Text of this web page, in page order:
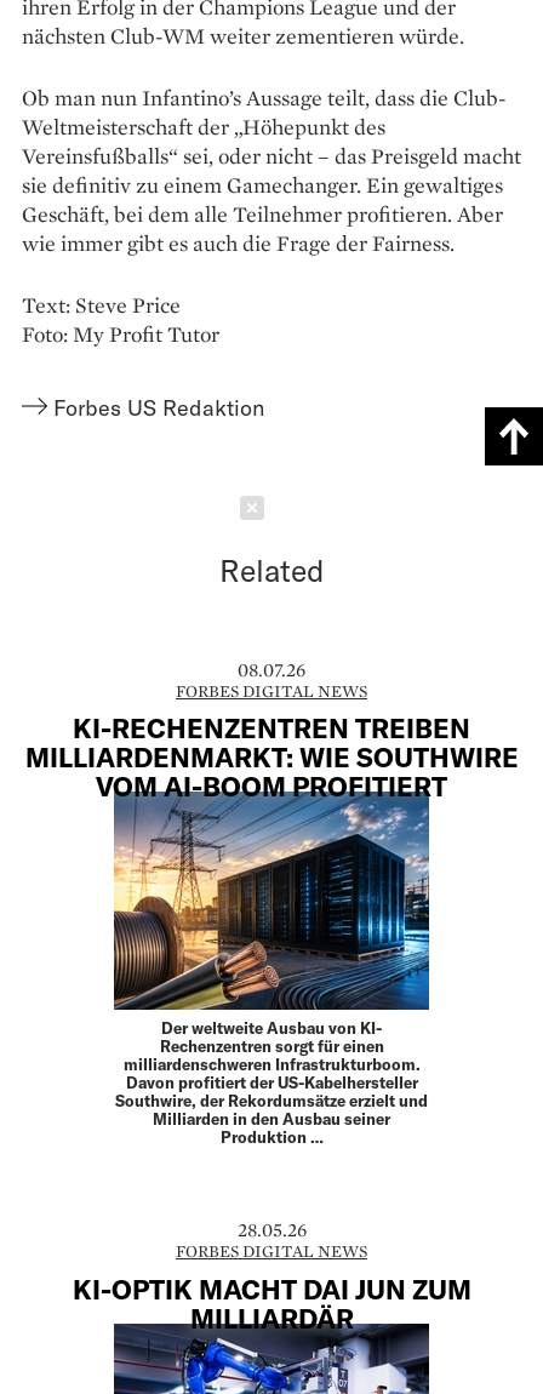
ihren Erfolg in der Champions League und der
nächsten Club-WM weiter zementieren würde.
Ob man nun Infantino’s Aussage teilt, dass die Club-
Weltmeisterschaft der „Höhepunkt des
Vereinsfußballs“ sei, oder nicht – das Preisgeld macht
sie definitiv zu einem Gamechanger. Ein gewaltiges
Geschäft, bei dem alle Teilnehmer profitieren. Aber
wie immer gibt es auch die Frage der Fairness.
Text: Steve Price
Foto: My Profit Tutor
Forbes US Redaktion
Related
08.07.26
FORBES DIGITAL NEWS
KI-RECHENZENTREN TREIBEN
MILLIARDENMARKT: WIE SOUTHWIRE
VOM AI-BOOM PROFITIERT
Der weltweite Ausbau von KI-
Rechenzentren sorgt für einen
milliardenschweren Infrastrukturboom.
Davon profitiert der US-Kabelhersteller
Southwire, der Rekordumsätze erzielt und
Milliarden in den Ausbau seiner
Produktion …
28.05.26
FORBES DIGITAL NEWS
KI-OPTIK MACHT DAI JUN ZUM
MILLIARDÄR